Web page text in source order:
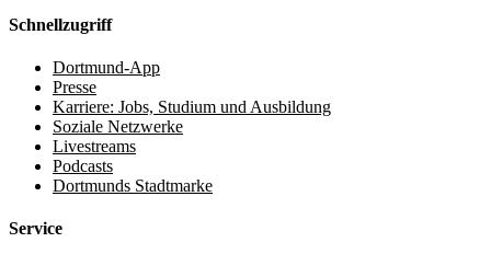
Schnellzugriff
Dortmund-App
Presse
Karriere: Jobs, Studium und Ausbildung
Soziale Netzwerke
Livestreams
Podcasts
Dortmunds Stadtmarke
Service